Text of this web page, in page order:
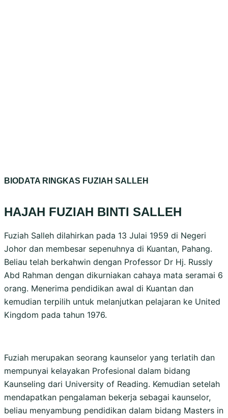
BIODATA RINGKAS FUZIAH SALLEH
HAJAH FUZIAH BINTI SALLEH
Fuziah Salleh dilahirkan pada 13 Julai 1959 di Negeri
Johor dan membesar sepenuhnya di Kuantan, Pahang.
Beliau telah berkahwin dengan Professor Dr Hj. Russly
Abd Rahman dengan dikurniakan cahaya mata seramai 6
orang. Menerima pendidikan awal di Kuantan dan
kemudian terpilih untuk melanjutkan pelajaran ke United
Kingdom pada tahun 1976.
Fuziah merupakan seorang kaunselor yang terlatih dan
mempunyai kelayakan Profesional dalam bidang
Kaunseling dari University of Reading. Kemudian setelah
mendapatkan pengalaman bekerja sebagai kaunselor,
beliau menyambung pendidikan dalam bidang Masters in